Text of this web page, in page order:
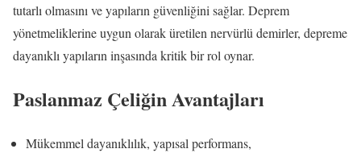
tutarlı olmasını ve yapıların güvenliğini sağlar. Deprem
yönetmeliklerine uygun olarak üretilen nervürlü demirler, depreme
dayanıklı yapıların inşasında kritik bir rol oynar.
Paslanmaz Çeliğin Avantajları
Mükemmel dayanıklılık, yapısal performans,